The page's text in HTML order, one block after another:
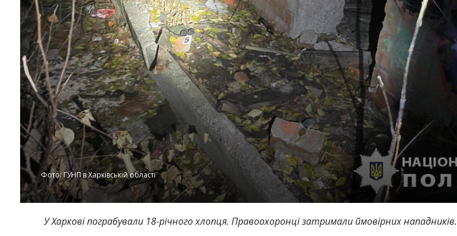
Фото: ГУНП в Харківській області
У Харкові пограбували 18-річного хлопця. Правоохоронці затримали ймовірних нападників.